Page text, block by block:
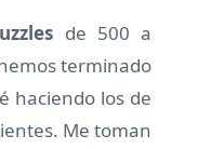
de 500 a
terminado
haciendo los de
Me toman